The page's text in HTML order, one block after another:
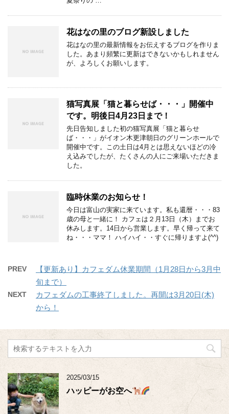
花はなの里のブログ新設しました
花はなの里の最新情報をお伝えするブログを作りま
した。あまり頻繁に更新はできないかもしれません
が、よろしくお願いします。
猫写真展「猫と暮らせば・・・」開催中
です。明後日4月23日まで！
先日告知しました初の猫写真展「猫と暮らせ
ば・・・」がイオン木更津朝日のグリーンホールで
開催中です。この土日は4月とは思えないほどの冷
え込みでしたが、たくさんの人にご来場いただきま
した。
臨時休業のお知らせ！
今日は富山の実家に来ています。私も還暦・・・83
歳の母と一緒に！ カフェは２月13日（木）までお
休みします。14日から営業します。早く帰って来て
ね・・・ママ！ ハイハイ・・すぐに帰りますよ(^^)
PREV
【更新あり】カフェダム休業期間（1月28日から3月中
旬まで）
NEXT
カフェダムの工事終了しました。再開は3月20日(木)
から！
2025/03/15
ハッピーがお空へ